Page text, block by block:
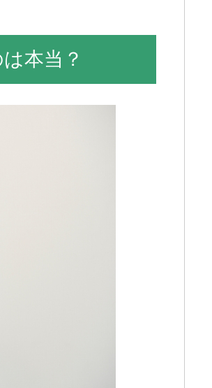
本当？